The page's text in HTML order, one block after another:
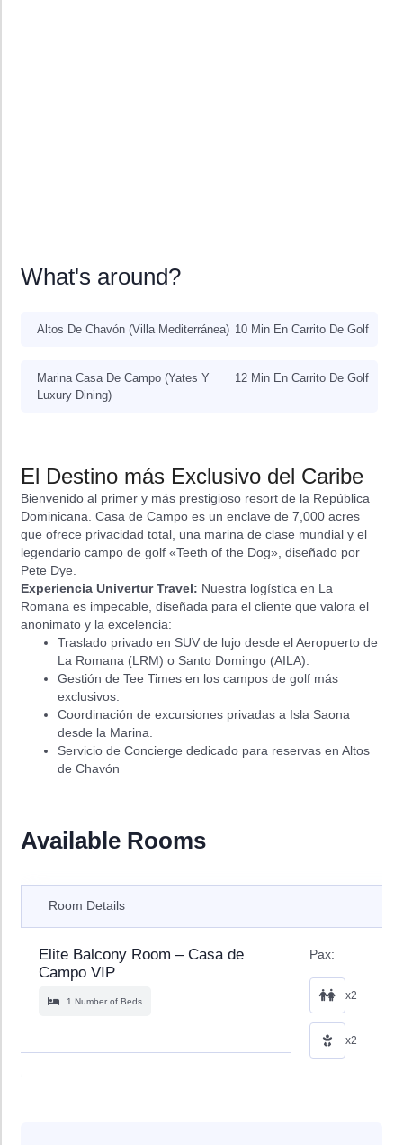
What's around?
Altos De Chavón (Villa Mediterránea) 10 Min En Carrito De Golf
Marina Casa De Campo (Yates Y
Luxury Dining)
12 Min En Carrito De Golf
El Destino más Exclusivo del Caribe
Bienvenido al primer y más prestigioso resort de la República
Dominicana. Casa de Campo es un enclave de 7,000 acres
que ofrece privacidad total, una marina de clase mundial y el
legendario campo de golf «Teeth of the Dog», diseñado por
Pete Dye.
Experiencia Univertur Travel: Nuestra logística en La
Romana es impecable, diseñada para el cliente que valora el
anonimato y la excelencia:
Traslado privado en SUV de lujo desde el Aeropuerto de
La Romana (LRM) o Santo Domingo (AILA).
Gestión de Tee Times en los campos de golf más
exclusivos.
Coordinación de excursiones privadas a Isla Saona
desde la Marina.
Servicio de Concierge dedicado para reservas en Altos
de Chavón
Available Rooms
Room Details
Elite Balcony Room – Casa de
Campo VIP
1 Number of Beds
Pax:
x2
x2